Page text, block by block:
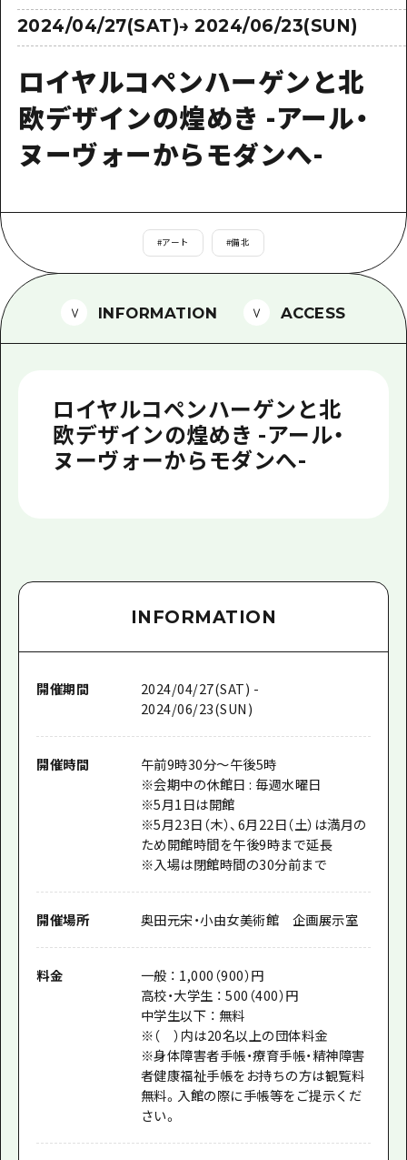
学び・体験
歴史・文化
癒し
自然
宮島周辺
山口県東部
弾丸
日帰り
1泊2日
2泊3日
山口県東部
愛媛県
島根県
施設の混雑状況のお知らせ
手荷物預かり・配送サービス
広島おもてなしパス
HIROSHIMA FREE Wi-Fi
広島県を訪れる外国人旅行者向け情報一
ボランティアガイド
ユニバーサルツーリズム
よくあるご質問
メディア掲載情報
お問い合わせ
事業者・学校関係者の皆さま
2024/04/27(SAT)→2024/06/23(SUN)
ロイヤルコペンハーゲンと北
欧デザインの煌めき -アール・
ヌーヴォーからモダンへ-
#アート #備北
INFORMATION ACCESS
ロイヤルコペンハーゲンと北
欧デザインの煌めき -アール・
ヌーヴォーからモダンへ-
INFORMATION
開催期間
2024/04/27(SAT) -
2024/06/23(SUN)
開催時間
午前9時30分～午後5時
※会期中の休館日 : 毎週水曜日
※5月1日は開館
※5月23日（木）、6月22日（土）は満月の
ため開館時間を午後9時まで延長
※入場は閉館時間の30分前まで
開催場所 奥田元宋・小由女美術館 企画展示室
料金
一般 ： 1,000（900）円
高校・大学生 ： 500（400）円
中学生以下 ： 無料
※（ ）内は20名以上の団体料金
※身体障害者手帳・療育手帳・精神障害
者健康福祉手帳をお持ちの方は観覧料
無料。入館の際に手帳等をご提示くだ
さい。